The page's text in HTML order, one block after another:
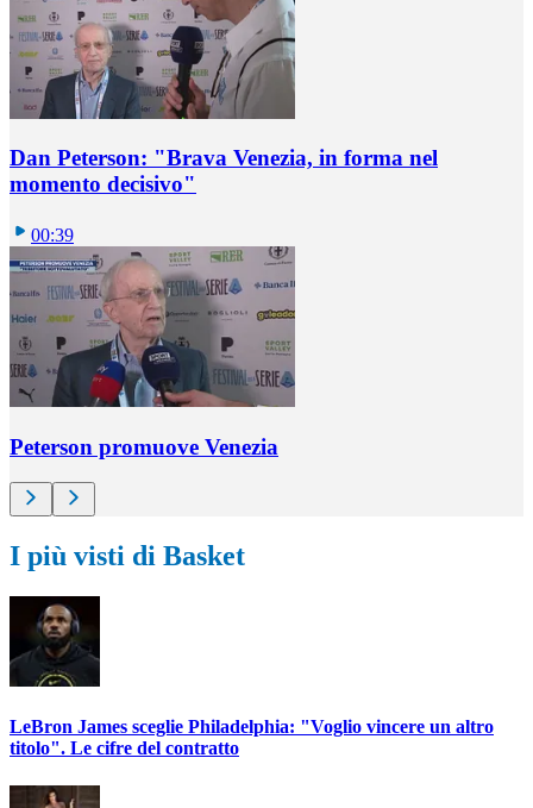
Dan Peterson: "Brava Venezia, in forma nel
momento decisivo"
00:39
Peterson promuove Venezia
I più visti di Basket
LeBron James sceglie Philadelphia: "Voglio vincere un altro
titolo". Le cifre del contratto